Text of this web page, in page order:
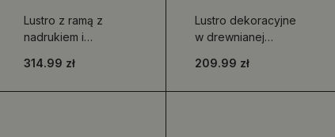
Lustro z ramą z
nadrukiem i
mandali
314.99 zł
Lustro dekoracyjne
w drewnianej
209.99 zł